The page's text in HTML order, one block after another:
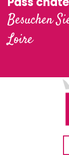
Besuchen
Loire